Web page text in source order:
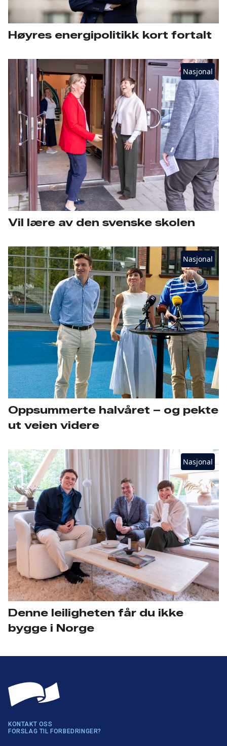
Høyres energipolitikk kort fortalt
Nasjonal
Vil lære av den svenske skolen
Nasjonal
Oppsummerte halvåret – og pekte
ut veien videre
Nasjonal
Denne leiligheten får du ikke
bygge i Norge
KONTAKT OSS
FORSLAG TIL FORBEDRINGER?